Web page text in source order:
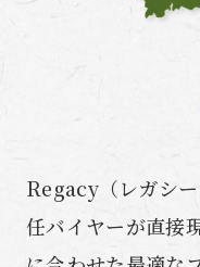
Regacy（レガシ
任バイヤーが直接